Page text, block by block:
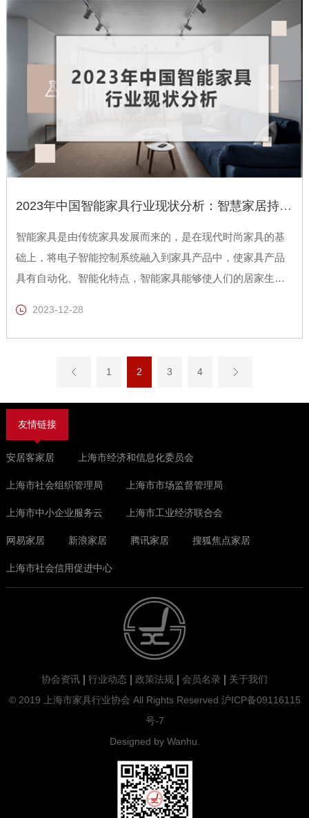
2023年中国智能家具行业现状分析：智慧家居持续带动智能家具市场需求
智能家具是由传统家具发展而来的，是在现代时尚家具的基
础上，将电子智能控制系统融入到家具产品中，使家具产品
具有自动化、智能化特点，智能家具能够使人们的居家生活
2023-12-28
上一页
1 2 3 4
下一页
友情链接
安居客家居 上海市经济和信息化委员会
上海市社会组织管理局 上海市市场监督管理局
上海市中小企业服务云 上海市工业经济联合会
网易家居 新浪家居 腾讯家居 搜狐焦点家居
上海市社会信用促进中心
协会资讯 行业动态 政策法规 会员名录
关于我们
© 2019 上海市家具行业协会 All Rights Reserved 沪ICP备09116115
号-7
Designed by Wanhu